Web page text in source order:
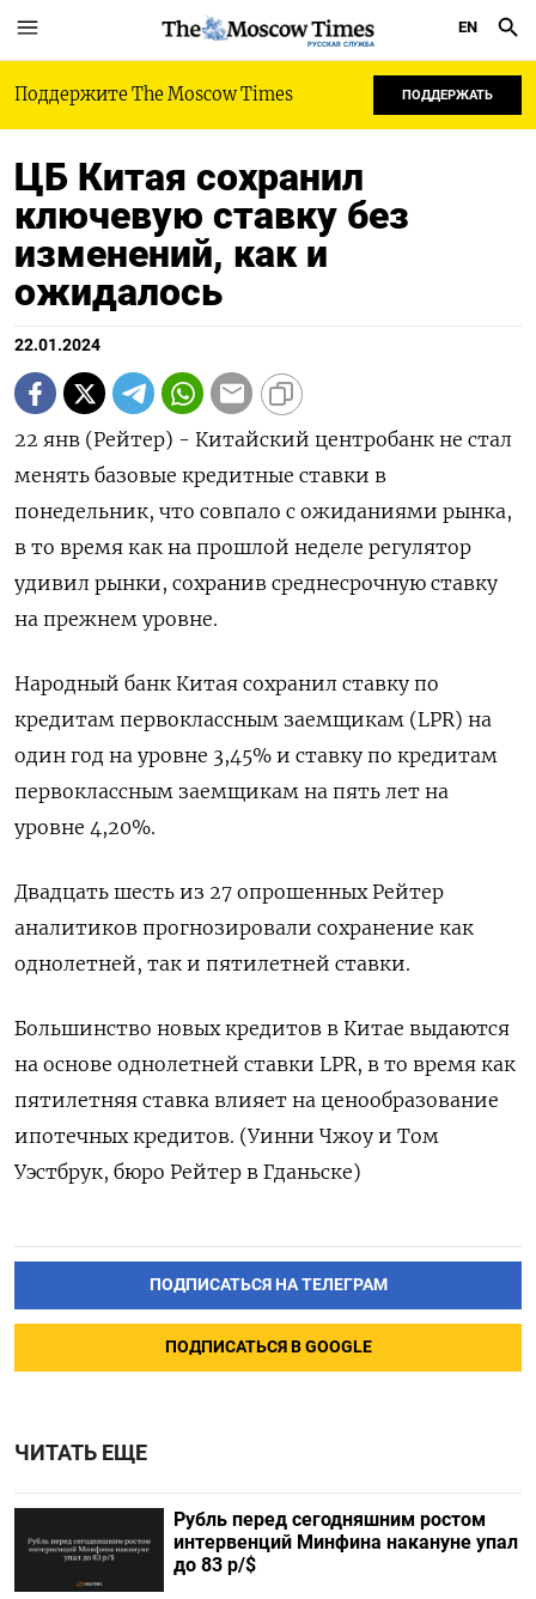
РУССКАЯ СЛУЖБА
EN
Поддержите The Moscow Times ПОДДЕРЖАТЬ
ЦБ Китая сохранил
ключевую ставку без
изменений, как и
ожидалось
22.01.2024
22 янв (Рейтер) - Китайский центробанк не стал
менять базовые кредитные ставки в
понедельник, что совпало с ожиданиями рынка,
в то время как на прошлой неделе регулятор
удивил рынки, сохранив среднесрочную ставку
на прежнем уровне.
Народный банк Китая сохранил ставку по
кредитам первоклассным заемщикам (LPR) на
один год на уровне 3,45% и ставку по кредитам
первоклассным заемщикам на пять лет на
уровне 4,20%.
Двадцать шесть из 27 опрошенных Рейтер
аналитиков прогнозировали сохранение как
однолетней, так и пятилетней ставки.
Большинство новых кредитов в Китае выдаются
на основе однолетней ставки LPR, в то время как
пятилетняя ставка влияет на ценообразование
ипотечных кредитов. (Уинни Чжоу и Том
Уэстбрук, бюро Рейтер в Гданьске)
ПОДПИСАТЬСЯ НА ТЕЛЕГРАМ
ПОДПИСАТЬСЯ В GOOGLE
ЧИТАТЬ ЕЩЕ
Рубль перед сегодняшним ростом
интервенций Минфина накануне упал
до 83 р/$